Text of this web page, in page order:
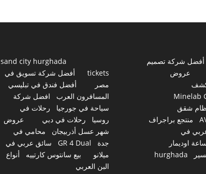
sand city hurghada
tickets
أفضل شركة تسويق في
مصر
أفضل فندق في تبليسي
المسافرون العرب
افضل شركة
سياحة في جورجيا
رحلات في
روسيا
رحلات في دبي
عروض
شهر عسل أذربيجان
محامي في
جدة
GR 4 Dual
سائق عربي في
ميلانو
بيع سانتوس كارتييه
أنواع
البن العربي
أفضل شركة تصميم
عروض
Minelab
شقق
منتجع براجراف
في
اوديمار
hurghada